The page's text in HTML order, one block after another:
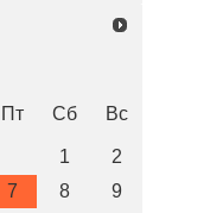
Пт Сб Вс
1
2
7 8
9